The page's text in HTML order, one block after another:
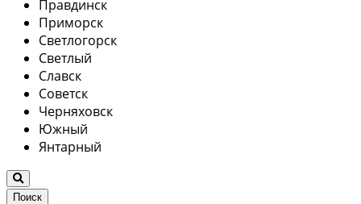
Правдинск
Приморск
Светлогорск
Светлый
Славск
Советск
Черняховск
Южный
Янтарный
Поиск